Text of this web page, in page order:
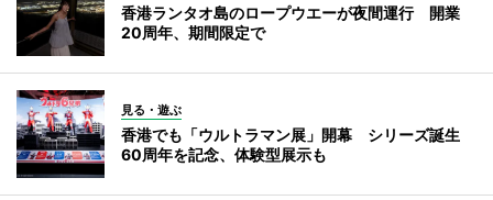
香港ランタオ島のロープウエーが夜間運行 開業
20周年、期間限定で
見る・遊ぶ
香港でも「ウルトラマン展」開幕 シリーズ誕生
60周年を記念、体験型展示も